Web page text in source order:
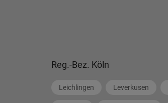
Reg.-Bez. Köln
Leichlingen Leverkusen